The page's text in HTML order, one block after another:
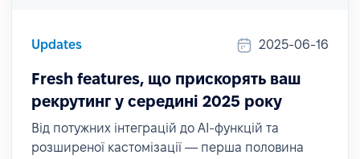
Updates 2025-06-16
Fresh features, що прискорять ваш
рекрутинг у середині 2025 року
Від потужних інтеграцій до AI-функцій та
розширеної кастомізації — перша половина